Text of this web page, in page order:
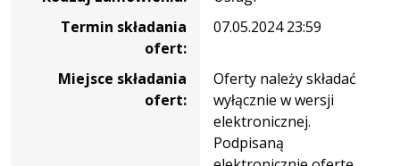
Termin składania
ofert:
07.05.2024 23:59
Miejsce składania
ofert:
Oferty należy składać
wyłącznie w wersji
elektronicznej.
Podpisaną